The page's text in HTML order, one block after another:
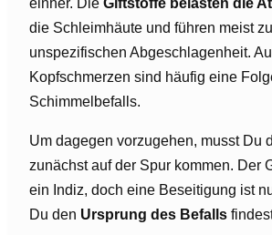
einher. Die Giftstoffe belasten die
die Schleimhäute und führen meist
unspezifischen Abgeschlagenheit.
Kopfschmerzen sind häufig eine
Schimmelbefalls.
Um dagegen vorzugehen, musst Du
zunächst auf der Spur kommen. Der
ein Indiz, doch eine Beseitigung ist
Du den Ursprung des Befalls